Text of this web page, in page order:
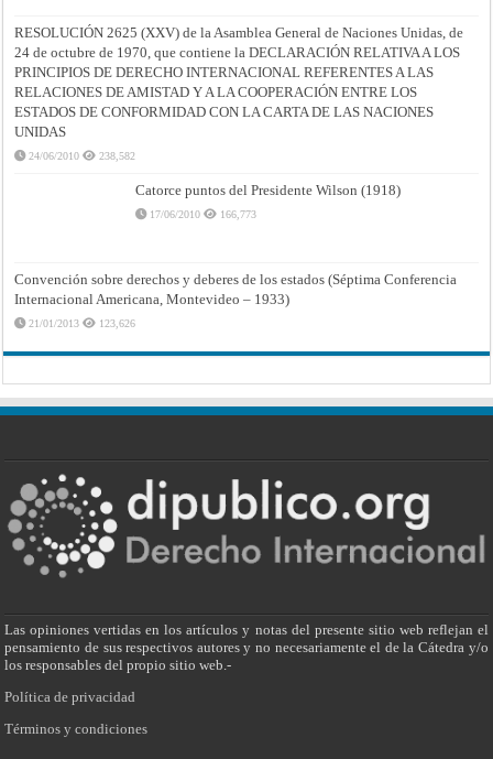
RESOLUCIÓN 2625 (XXV) de la Asamblea General de Naciones Unidas, de
24 de octubre de 1970, que contiene la DECLARACIÓN RELATIVA A LOS
PRINCIPIOS DE DERECHO INTERNACIONAL REFERENTES A LAS
RELACIONES DE AMISTAD Y A LA COOPERACIÓN ENTRE LOS
ESTADOS DE CONFORMIDAD CON LA CARTA DE LAS NACIONES
UNIDAS
24/06/2010 238,582
Catorce puntos del Presidente Wilson (1918)
17/06/2010 166,773
Convención sobre derechos y deberes de los estados (Séptima Conferencia
Internacional Americana, Montevideo – 1933)
21/01/2013 123,626
Las opiniones vertidas en los artículos y notas del presente sitio web reflejan el
pensamiento de sus respectivos autores y no necesariamente el de la Cátedra y/o
los responsables del propio sitio web.-
Política de privacidad
Términos y condiciones